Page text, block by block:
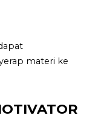
materi ke